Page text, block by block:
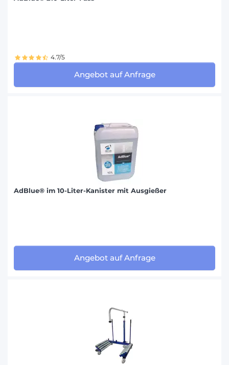
4.7/5
Angebot auf Anfrage
AdBlue® im 10-Liter-Kanister mit Ausgießer
Angebot auf Anfrage